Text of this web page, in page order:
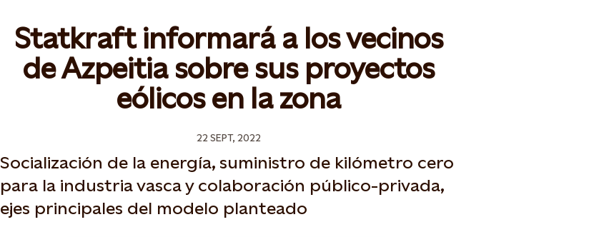
Statkraft informará a los vecinos
de Azpeitia sobre sus proyectos
eólicos en la zona
22 SEPT, 2022
Socialización de la energía, suministro de kilómetro cero
para la industria vasca y colaboración público-privada,
ejes principales del modelo planteado